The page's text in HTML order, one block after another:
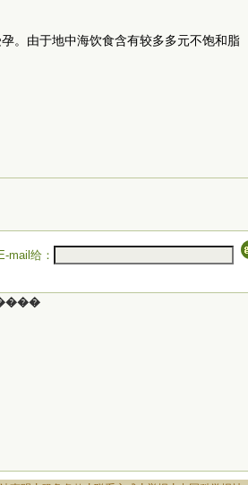
。由于地中海饮食含有较多多元不饱和脂
mail给：